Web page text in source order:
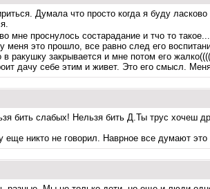
Думала что просто когда я буду
мне проснулось состарадание и тчо то
меня это прошло, все равно след его
ракушку закрывается и мне потом его жалко((((
дачу себе этим и живет. Это его смысл.
бить слабых! Нельзя бить Д.Ты трус хочеш
никто не говорил. Наврное все думают это